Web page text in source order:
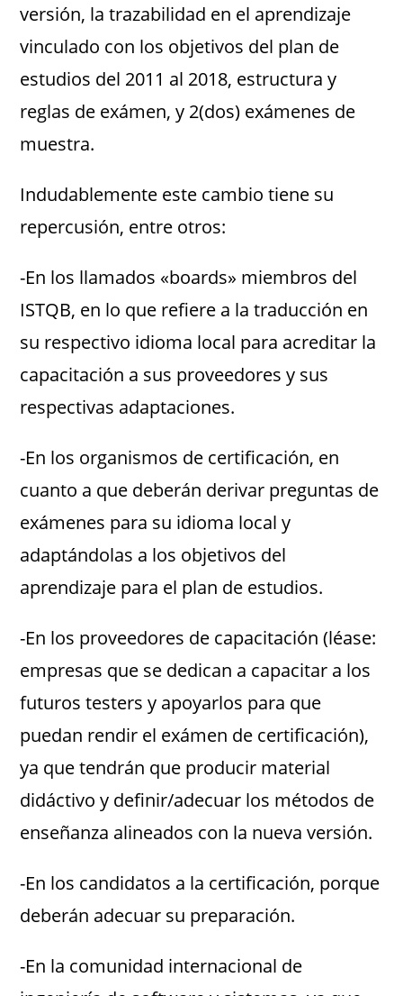
versión, la trazabilidad en el aprendizaje
vinculado con los objetivos del plan de
estudios del 2011 al 2018, estructura y
reglas de exámen, y 2(dos) exámenes de
muestra.
Indudablemente este cambio tiene su
repercusión, entre otros:
-En los llamados «boards» miembros del
ISTQB, en lo que refiere a la traducción en
su respectivo idioma local para acreditar la
capacitación a sus proveedores y sus
respectivas adaptaciones.
-En los organismos de certificación, en
cuanto a que deberán derivar preguntas de
exámenes para su idioma local y
adaptándolas a los objetivos del
aprendizaje para el plan de estudios.
-En los proveedores de capacitación (léase:
empresas que se dedican a capacitar a los
futuros testers y apoyarlos para que
puedan rendir el exámen de certificación),
ya que tendrán que producir material
didáctivo y definir/adecuar los métodos de
enseñanza alineados con la nueva versión.
-En los candidatos a la certificación, porque
deberán adecuar su preparación.
-En la comunidad internacional de